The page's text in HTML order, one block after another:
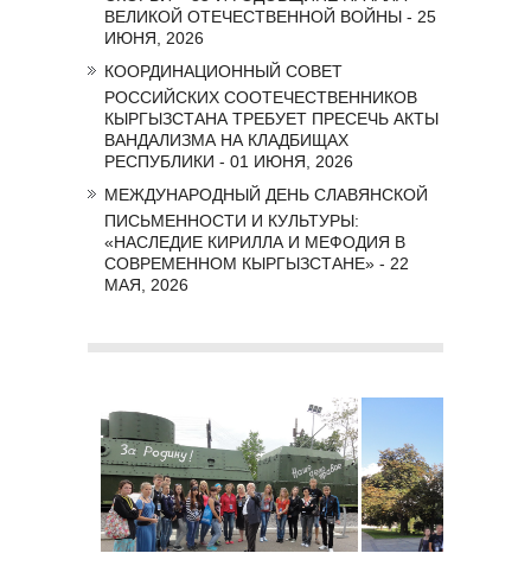
ВЕЛИКОЙ ОТЕЧЕСТВЕННОЙ ВОЙНЫ - 25
ИЮНЯ, 2026
КООРДИНАЦИОННЫЙ СОВЕТ
РОССИЙСКИХ СООТЕЧЕСТВЕННИКОВ
КЫРГЫЗСТАНА ТРЕБУЕТ ПРЕСЕЧЬ АКТЫ
ВАНДАЛИЗМА НА КЛАДБИЩАХ
РЕСПУБЛИКИ - 01 ИЮНЯ, 2026
МЕЖДУНАРОДНЫЙ ДЕНЬ СЛАВЯНСКОЙ
ПИСЬМЕННОСТИ И КУЛЬТУРЫ:
«НАСЛЕДИЕ КИРИЛЛА И МЕФОДИЯ В
СОВРЕМЕННОМ КЫРГЫЗСТАНЕ» - 22
МАЯ, 2026